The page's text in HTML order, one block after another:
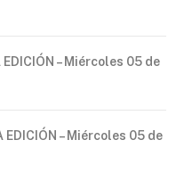
EDICIÓN – Miércoles 05 de
EDICIÓN – Miércoles 05 de